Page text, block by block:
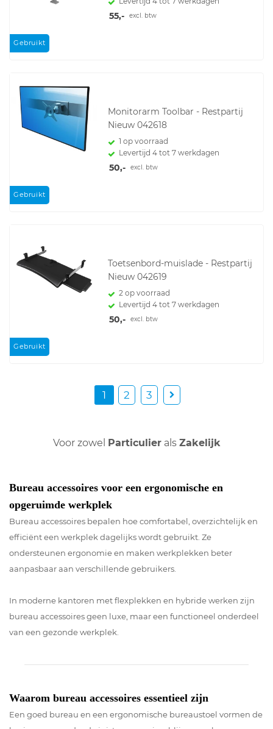
Gebruikt
55,- excl. btw
Gebruikt
Monitorarm Toolbar - Restpartij
Nieuw 042618
1 op voorraad
Levertijd 4 tot 7 werkdagen
50,- excl. btw
Gebruikt
Toetsenbord-muislade - Restpartij
Nieuw 042619
2 op voorraad
Levertijd 4 tot 7 werkdagen
50,- excl. btw
1 2 3
Voor zowel Particulierals Zakelijk
Bureau accessoires voor een ergonomische en
opgeruimde werkplek
Bureau accessoires bepalen hoe comfortabel, overzichtelijk en
efficiënt een werkplek dagelijks wordt gebruikt. Ze
ondersteunen ergonomie en maken werkplekken beter
aanpasbaar aan verschillende gebruikers.
In moderne kantoren met flexplekken en hybride werken zijn
bureau accessoires geen luxe, maar een functioneel onderdeel
van een gezonde werkplek.
Waarom bureau accessoires essentieel zijn
Een goed bureau en een ergonomische bureaustoel vormen de